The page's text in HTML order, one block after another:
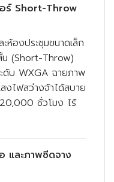
อร์ Short-Throw
ห้องประชุมขนาดเล็ก
สั้น (Short-Throw)
ดับ WXGA ฉายภาพ
งไฟสว่างจ้าได้สบาย
ชั่วโมง ไร้
และภาพซีดจาง